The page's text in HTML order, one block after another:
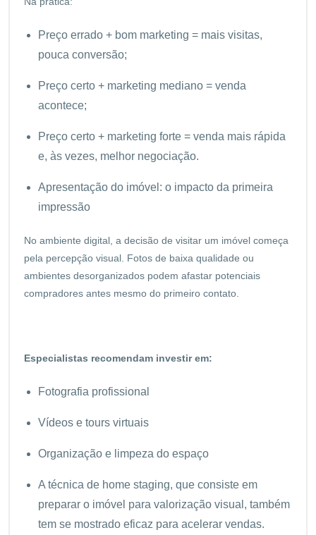
Preço errado + bom marketing = mais visitas,
pouca conversão;
Preço certo + marketing mediano = venda
acontece;
Preço certo + marketing forte = venda mais rápida
e, às vezes, melhor negociação.
Apresentação do imóvel: o impacto da primeira
impressão
No ambiente digital, a decisão de visitar um imóvel começa
pela percepção visual. Fotos de baixa qualidade ou
ambientes desorganizados podem afastar potenciais
compradores antes mesmo do primeiro contato.
Especialistas recomendam investir em:
Fotografia profissional
Vídeos e tours virtuais
Organização e limpeza do espaço
A técnica de home staging, que consiste em
preparar o imóvel para valorização visual, também
tem se mostrado eficaz para acelerar vendas.